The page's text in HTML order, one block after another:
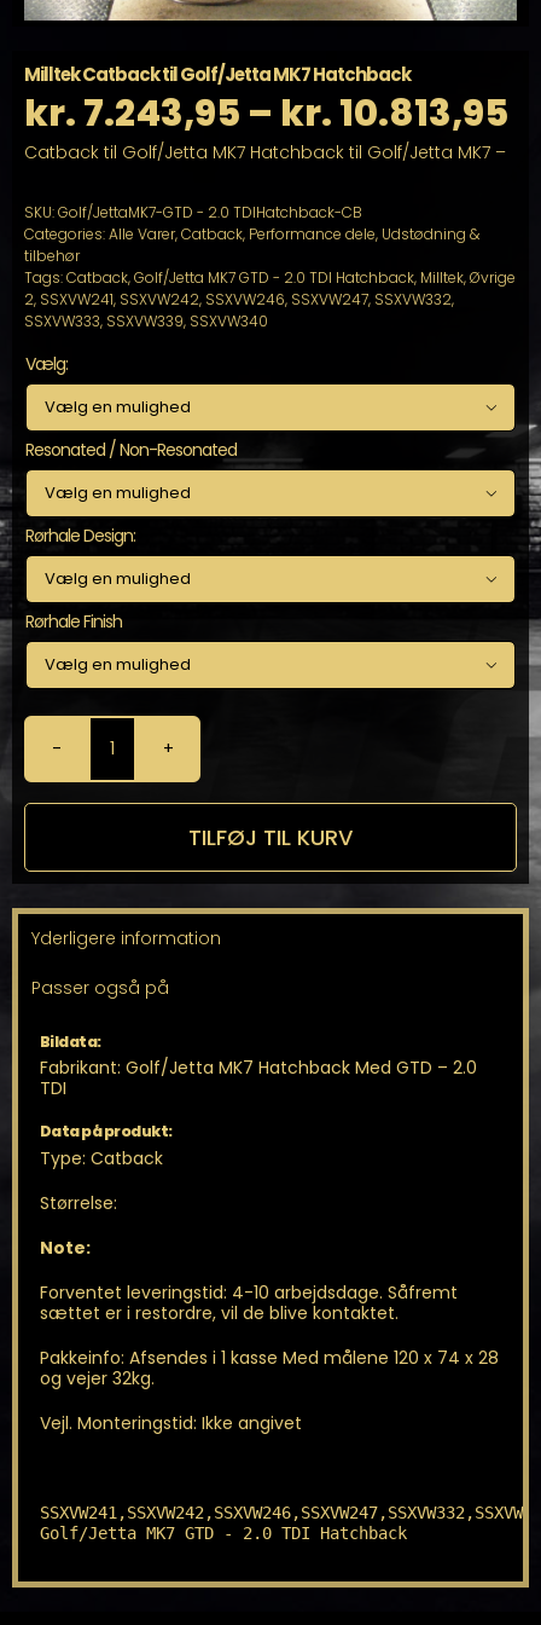
Milltek Catback til Golf/Jetta MK7 Hatchback
kr.7.243,95 – kr.10.813,95
Catback til Golf/Jetta MK7 Hatchback til Golf/Jetta MK7 –
SKU:Golf/JettaMK7-GTD - 2.0 TDIHatchback-CB
Categories:Alle Varer,Catback, Performance dele, Udstødning &
tilbehør
Tags:Catback,Golf/Jetta MK7 GTD - 2.0 TDI Hatchback, Milltek,Øvrige
2, SSXVW241, SSXVW242, SSXVW246, SSXVW247, SSXVW332,
SSXVW333, SSXVW339, SSXVW340
Vælg:

Resonated / Non-Resonated

Rørhale Design:

Rørhale Finish

Milltek
Catback
til
Golf/Jetta
Hatchback
TILFØJ TIL KURV
Yderligere information
Passer også på
Bildata:
Fabrikant: Golf/Jetta MK7 Hatchback Med GTD – 2.0
TDI
Data på produkt:
Type: Catback
Størrelse:
Note:
Forventet leveringstid: 4-10 arbejdsdage. Såfremt
sættet er i restordre, vil de blive kontaktet.
Pakkeinfo: Afsendes i 1 kasse Med målene 120 x 74 x 28
og vejer 32kg.
Vejl. Monteringstid: Ikke angivet
Golf/Jetta MK7 GTD - 2.0 TDI Hatchback